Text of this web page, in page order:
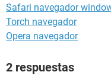
Safari navegador
Torch navegador
Opera navegador
2 respuestas